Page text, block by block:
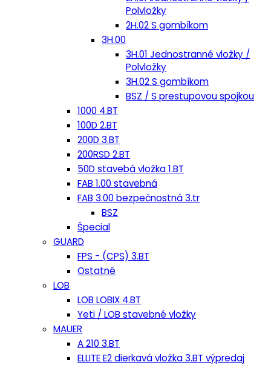
Polvložky
2H.02 S gombíkom
3H.00
3H.01 Jednostranné vložky /
Polvložky
3H.02 S gombíkom
BSZ / S prestupovou spojkou
1000 4.BT
100D 2.BT
200D 3.BT
200RSD 2.BT
50D stavebá vložka 1.BT
FAB 1.00 stavebná
FAB 3.00 bezpečnostná 3.tr
BSZ
Špecial
GUARD
FPS - (CPS) 3.BT
Ostatné
LOB
LOB LOBIX 4.BT
Yeti / LOB stavebné vložky
MAUER
A 210 3.BT
ELLITE E2 dierkavá vložka 3.BT výpredaj